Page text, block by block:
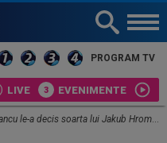
PROGRAM TV
LIVE EVENIMENTE
a decis soarta lui Jakub Hromada și Kader Keita la Rapid